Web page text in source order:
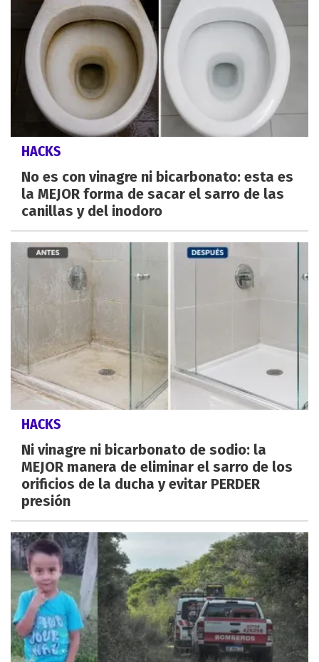
HACKS
No es con vinagre ni bicarbonato: esta es
la MEJOR forma de sacar el sarro de las
canillas y del inodoro
HACKS
Ni vinagre ni bicarbonato de sodio: la
MEJOR manera de eliminar el sarro de los
orificios de la ducha y evitar PERDER
presión